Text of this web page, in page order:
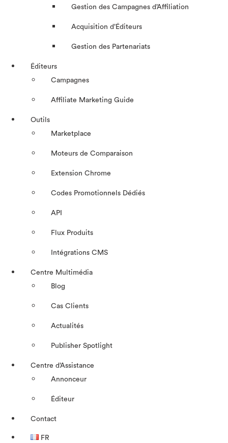
Gestion des Campagnes d’Affiliation​
Acquisition d’Éditeurs
Gestion des Partenariats
Éditeurs
Campagnes
Affiliate Marketing Guide
Outils
Marketplace
Moteurs de Comparaison
Extension Chrome
Codes Promotionnels Dédiés
API
Flux Produits
Intégrations CMS
Centre Multimédia
Blog
Cas Clients
Actualités
Publisher Spotlight
Centre d’Assistance
Annonceur
Éditeur
Contact
FR